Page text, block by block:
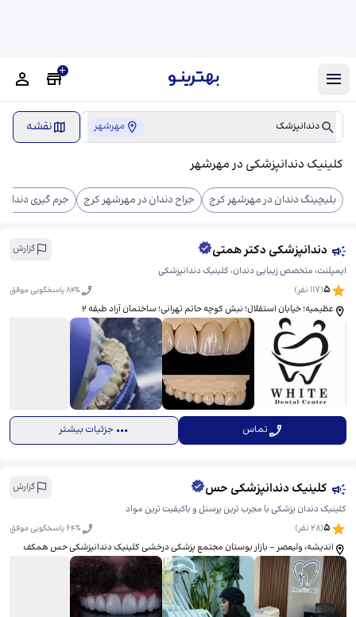
دندانپزشک مهرشهر نقشه
کلینیک دندانپزشکی در مهرشهر
بلیچینگ دندان در مهرشهر کرج جراح دندان در مهرشهر کرج جرم گیری
دندانپزشکی دکتر همتی
گزارش
ایمپلنت، متخصص زیبایی دندان، کلینیک دندانپزشکی
5
(
117 نفر) 84% پاسخگویی موفق
عظیمیه؛ خیابان استقلال؛ نبش کوچه حاتم تهرانی؛ ساختمان آراد طبقه ۲
تماس جزئیات بیشتر
کلینیک دندانپزشکی حس
گزارش
کلینیک دندان پزشکی با مجرب ترين پرسنل و باكيفيت ترين مواد
5
(
28نفر) 64% پاسخگویی موفق
اندیشه، ولیعصر - بازار بوستان مجتمع پزشکی درخشی کلینیک دندانپزشکی حس همكف